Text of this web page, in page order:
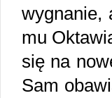
wygnanie,
mu
się na
Sam